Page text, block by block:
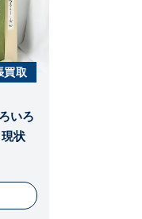
買取
いろ
状